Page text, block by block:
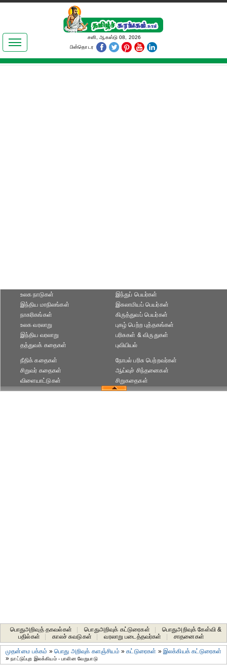
இலக்கியங்கள்
தமிழ் உலகம்
சனி, ஆகஸ்டு 08, 2026
பின்தொடர
உலக நாடுகள்
இந்திய மாநிலங்கள்
நாகரிகங்கள்
இந்துப் பெயர்கள்
இசுலாமியப் பெயர்கள்
கிருத்துவப் பெயர்கள்
உலக வரலாறு
இந்திய வரலாறு
தத்துவக் கதைகள்
புகழ் பெற்ற புத்தகங்கள்
பரிசுகள் & விருதுகள்
புவியியல்
நீதிக் கதைகள்
சிறுவர் கதைகள்
விளையாட்டுகள்
நோபல் பரிசு‎ பெற்றவர்‎கள்
ஆய்வுச் சிந்தனைகள்
சிறுகதைகள்
பொதுஅறிவுத் தகவல்கள் பொதுஅறிவுக் கட்டுரைகள்
பொதுஅறிவுக் கேள்வி &
பதில்கள்
காலச் சுவடுகள் வரலாறு படைத்தவர்கள் சாதனைகள்‎
முதன்மை பக்கம் »பொது அறிவுக் களஞ்சியம் »கட்டுரைகள் » இலக்கியக் கட்டுரைகள்
»நாட்டுப்புற இலக்கியம் - பாலின வேறுபாடு